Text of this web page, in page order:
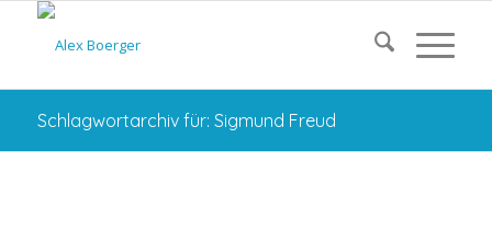
Schlagwortarchiv für: Sigmund Freud